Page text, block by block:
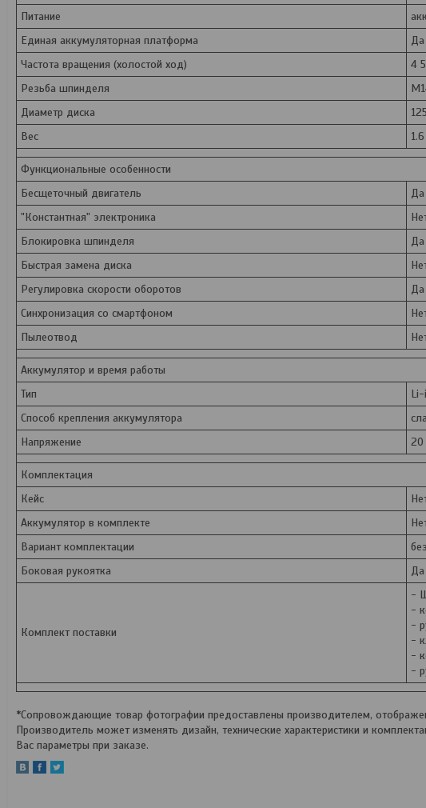
Питание
Единая аккумуляторная платформа
Да
Частота вращения (холостой ход)
4
Резьба шпинделя
Диаметр диска
Вес
Функциональные особенности
Бесщеточный двигатель
Да
"Константная" электроника
Блокировка шпинделя
Да
Быстрая замена диска
Регулировка скорости оборотов
Да
Синхронизация со смартфоном
Пылеотвод
Аккумулятор и время работы
Тип
Li-
Способ крепления аккумулятора
Напряжение
20
Комплектация
Кейс
Аккумулятор в комплекте
Вариант комплектации
Боковая рукоятка
Да
Комплект поставки
-
-
-
-
-
-
*Сопровождающие товар фотографии предоставлены производителем,
Производитель может изменять дизайн, технические характеристики и
Вас параметры при заказе.